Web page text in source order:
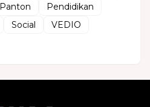
Panton
Pendidikan
Social
VEDIO